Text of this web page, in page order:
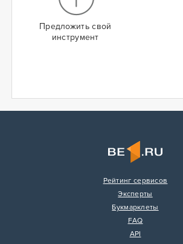
Предложить свой
инструмент
Рейтинг сервисов
Эксперты
Букмарклеты
FAQ
API